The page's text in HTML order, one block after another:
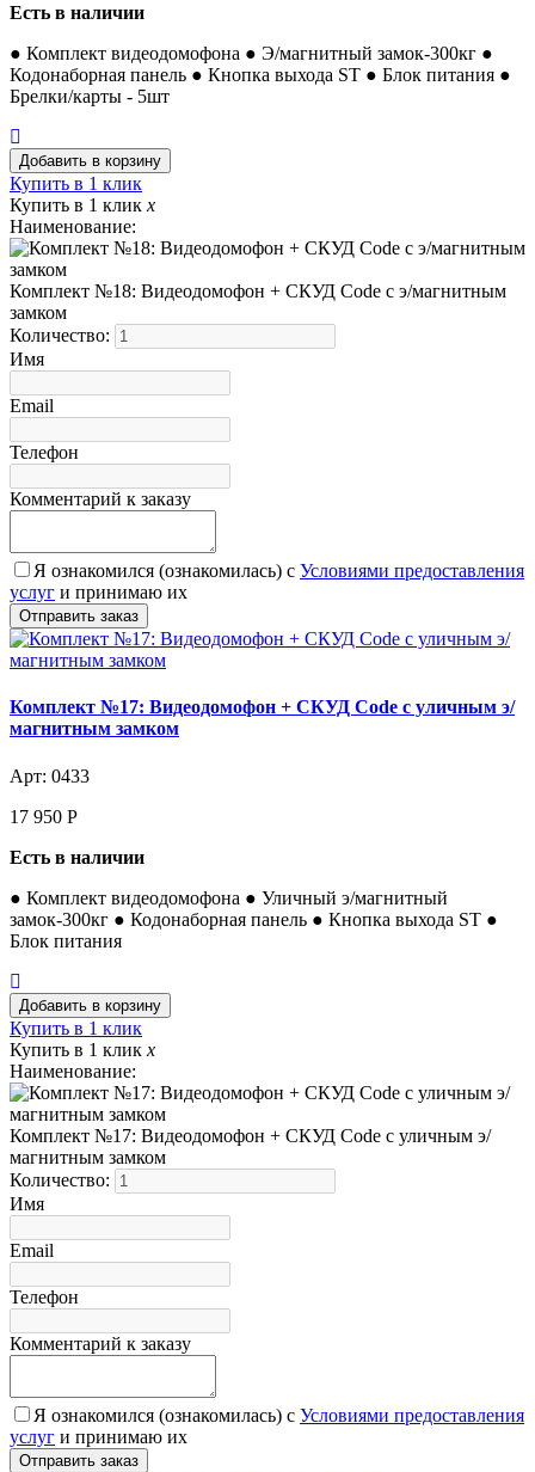
Есть в наличии
● Комплект видеодомофона ● Э/магнитный замок-300кг ●
Кодонаборная панель ● Кнопка выхода ST ● Блок питания ●
Брелки/карты - 5шт
Купить в 1 клик
Купить в 1 клик x
Наименование:
Комплект №18: Видеодомофон + СКУД Code с э/магнитным
замком
Количество:
Имя
Email
Телефон
Комментарий к заказу
Я ознакомился (ознакомилась) с Условиями предоставления
услуг и принимаю их
Комплект №17: Видеодомофон + СКУД Code с уличным э/
магнитным замком
Арт: 0433
17 950 Р
Есть в наличии
● Комплект видеодомофона ● Уличный э/магнитный
замок-300кг ● Кодонаборная панель ● Кнопка выхода ST ●
Блок питания
Купить в 1 клик
Купить в 1 клик x
Наименование:
Комплект №17: Видеодомофон + СКУД Code с уличным э/
магнитным замком
Количество:
Имя
Email
Телефон
Комментарий к заказу
Я ознакомился (ознакомилась) с Условиями предоставления
услуг и принимаю их